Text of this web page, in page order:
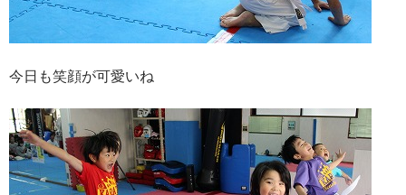
今日も笑顔が可愛いね